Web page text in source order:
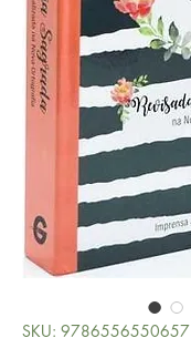
SKU: 9786556550657